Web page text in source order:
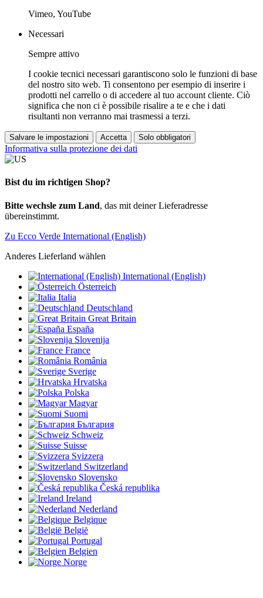
Vimeo, YouTube
Necessari
Sempre attivo
I cookie tecnici necessari garantiscono solo le funzioni di base
del nostro sito web. Ti consentono per esempio di inserire i
prodotti nel carrello o di accedere al tuo account cliente. Ciò
significa che non ci è possibile risalire a te e che i dati
risultanti non verranno mai trasmessi a terzi.
Salvare le impostazioni Accetta Solo obbligatori
Informativa sulla protezione dei dati
Bist du im richtigen Shop?
Bitte wechsle zum Land, das mit deiner Lieferadresse
übereinstimmt.
Zu Ecco Verde International (English)
Anderes Lieferland wählen
International (English)
Österreich
Italia
Deutschland
Great Britain
España
Slovenija
France
România
Sverige
Hrvatska
Polska
Magyar
Suomi
България
Schweiz
Suisse
Svizzera
Switzerland
Slovensko
Česká republika
Ireland
Nederland
Belgique
België
Portugal
Belgien
Norge